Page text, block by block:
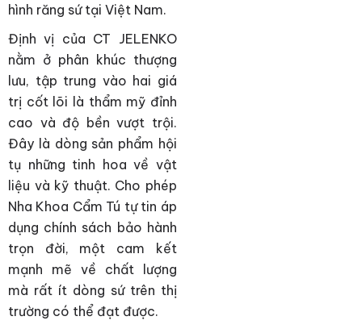
hình răng sứ tại Việt Nam.
Định vị của CT JELENKO
nằm ở phân khúc thượng
lưu, tập trung vào hai giá
trị cốt lõi là thẩm mỹ đỉnh
cao và độ bền vượt trội.
Đây là dòng sản phẩm hội
tụ những tinh hoa về vật
liệu và kỹ thuật. Cho phép
Nha Khoa Cẩm Tú tự tin áp
dụng chính sách bảo hành
trọn đời, một cam kết
mạnh mẽ về chất lượng
mà rất ít dòng sứ trên thị
trường có thể đạt được.